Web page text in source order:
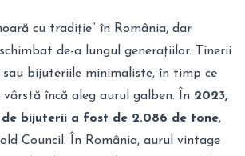
cu tradiție” în România, dar
de-a lungul generațiilor. Tinerii
bijuteriile minimaliste, în timp ce
încă aleg aurul galben. În 2023,
bijuterii a fost de 2.086 de tone,
Council. În România, aurul vintage